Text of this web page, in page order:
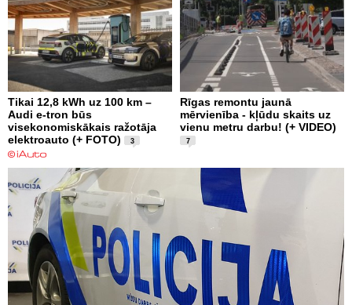
Tikai 12,8 kWh uz 100 km –
Audi e-tron būs
visekonomiskākais ražotāja
elektroauto (+ FOTO)
3
Rīgas remontu jaunā
mērvienība - kļūdu skaits uz
vienu metru darbu! (+ VIDEO)
7